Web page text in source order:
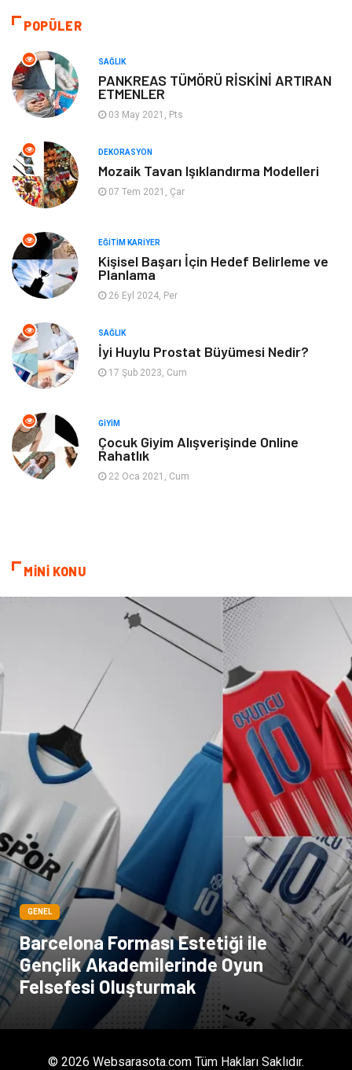
Otomotiv
Keyif ve Hobi
Moda
Anne Çocuk
Aksesuar Genel Kültür
Spor Müzik
Ev işleri
Cam
Sigorta Spor Malzemeleri
Bebek Giyim
Kına Gecesi
POPÜLER
SAĞLIK
PANKREAS TÜMÖRÜ RİSKİNİ ARTIRAN
ETMENLER
03 May 2021, Pts
DEKORASYON
Mozaik Tavan Işıklandırma Modelleri
07 Tem 2021, Çar
EĞITIM KARIYER
Kişisel Başarı İçin Hedef Belirleme ve
Planlama
26 Eyl 2024, Per
SAĞLIK
İyi Huylu Prostat Büyümesi Nedir?
17 Şub 2023, Cum
GIYIM
Çocuk Giyim Alışverişinde Online
Rahatlık
22 Oca 2021, Cum
MİNİ KONU
GENEL
Barcelona Forması Estetiği ile
Gençlik Akademilerinde Oyun
Felsefesi Oluşturmak
© 2026 Websarasota.com Tüm Hakları Saklıdır.